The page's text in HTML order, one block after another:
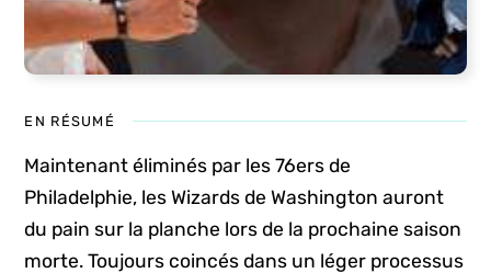
EN RÉSUMÉ
Maintenant éliminés par les 76ers de
Philadelphie, les Wizards de Washington auront
du pain sur la planche lors de la prochaine saison
morte. Toujours coincés dans un léger processus